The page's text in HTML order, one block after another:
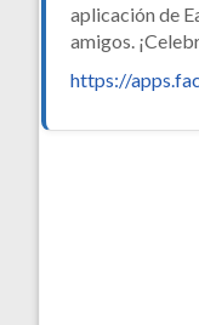
aplicación de
amigos.
https://